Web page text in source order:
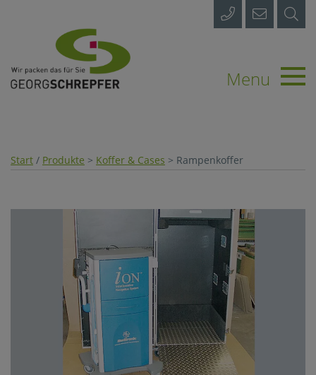
Start
Menu
Start / Produkte > Koffer & Cases > Rampenkoffer